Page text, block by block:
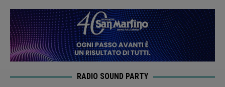
RADIO SOUND PARTY